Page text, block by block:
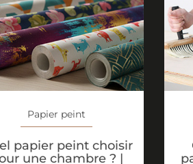
Papier peint
papier peint choisir
une chambre ? |